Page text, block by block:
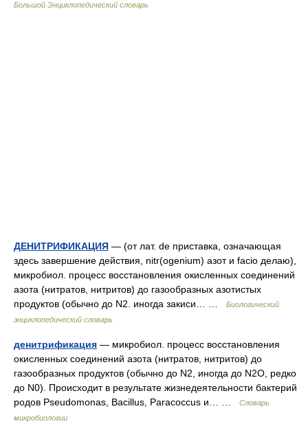
Большой Энциклопедический словарь
ДЕНИТРИФИКАЦИЯ — (от лат. de приставка, означающая
здесь завершение действия, nitr(ogenium) азот и facio делаю),
микробиол. процесс восстановления окисленных соединений
азота (нитратов, нитритов) до газообразных азотистых
продуктов (обычно до N2. иногда закиси… …
Биологический
энциклопедический словарь
денитрификация — микробиол. процесс восстановления
окисленных соединений азота (нитратов, нитритов) до
газообразных продуктов (обычно до N2, иногда до N2O, редко
до N0). Происходит в результате жизнедеятельности бактерий
родов Pseudomonas, Bacillus, Paracoccus и… …
Словарь
микробиологии